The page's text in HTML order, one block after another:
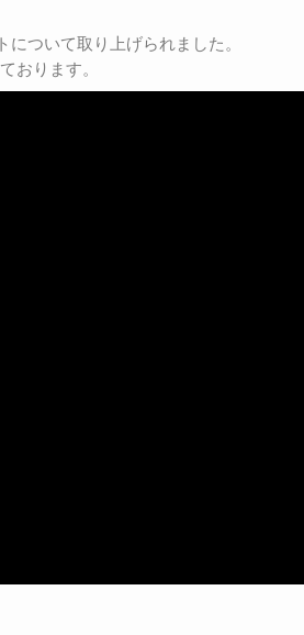
ついて取り上げられました。
おります。